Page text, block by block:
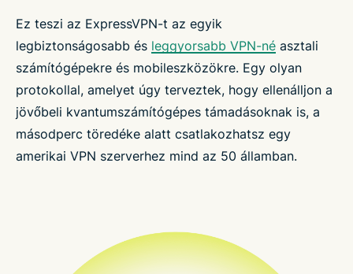
Ez teszi az ExpressVPN-t az egyik
legbiztonságosabb és leggyorsabb VPN-né asztali
számítógépekre és mobileszközökre. Egy olyan
protokollal, amelyet úgy terveztek, hogy ellenálljon a
jövőbeli kvantumszámítógépes támadásoknak is, a
másodperc töredéke alatt csatlakozhatsz egy
amerikai VPN szerverhez mind az 50 államban.